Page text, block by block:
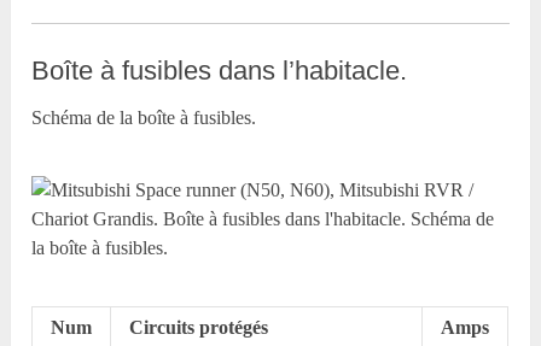
Boîte à fusibles dans l’habitacle.
Schéma de la boîte à fusibles.
Num Circuits protégés Amps